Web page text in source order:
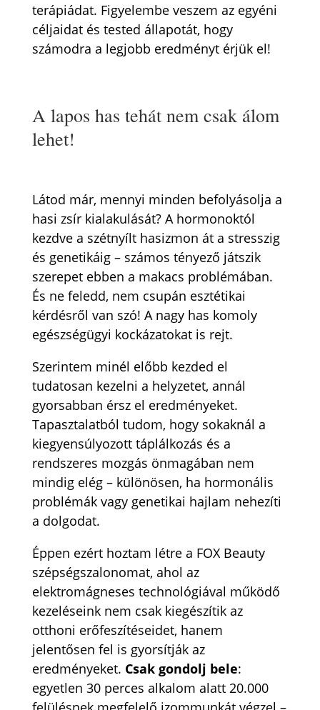
terápiádat. Figyelembe veszem az egyéni
céljaidat és tested állapotát, hogy
számodra a legjobb eredményt érjük el!
A lapos has tehát nem csak álom
lehet!
Látod már, mennyi minden befolyásolja a
hasi zsír kialakulását? A hormonoktól
kezdve a szétnyílt hasizmon át a stresszig
és genetikáig – számos tényező játszik
szerepet ebben a makacs problémában.
És ne feledd, nem csupán esztétikai
kérdésről van szó! A nagy has komoly
egészségügyi kockázatokat is rejt.
Szerintem minél előbb kezded el
tudatosan kezelni a helyzetet, annál
gyorsabban érsz el eredményeket.
Tapasztalatból tudom, hogy sokaknál a
kiegyensúlyozott táplálkozás és a
rendszeres mozgás önmagában nem
mindig elég – különösen, ha hormonális
problémák vagy genetikai hajlam nehezíti
a dolgodat.
Éppen ezért hoztam létre a FOX Beauty
szépségszalonomat, ahol az
elektromágneses technológiával működő
kezeléseink nem csak kiegészítik az
otthoni erőfeszítéseidet, hanem
jelentősen fel is gyorsítják az
eredményeket. Csak gondolj bele:
egyetlen 30 perces alkalom alatt 20.000